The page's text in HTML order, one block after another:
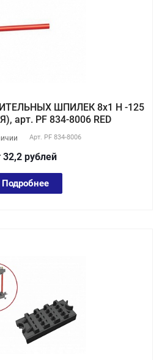
ШПИЛЕК 8х1 Н -125
арт. PF 834-8006 RED
Арт. PF 834-8006
32,2 рублей
Подробнее